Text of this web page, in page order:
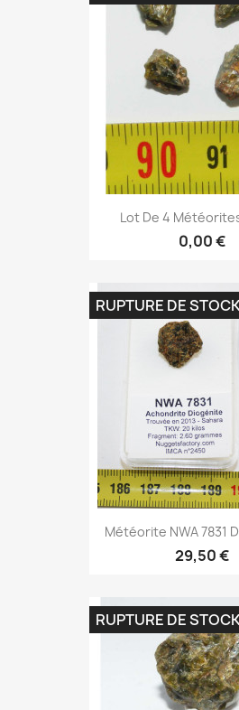
Lot De 4
0,00 €
Météorite NWA 7831
29,50 €
RUPTURE DE
RUPTURE DE